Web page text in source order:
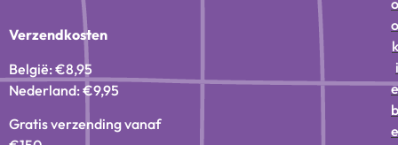
Verzendkosten
België: €8,95
Nederland: €9,95
Gratis verzending vanaf
o
k
i
e
b
e